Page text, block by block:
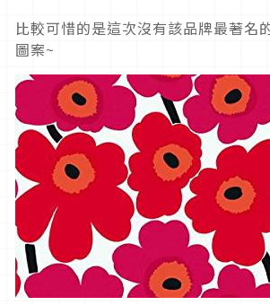
比較可惜的是這次沒有該品牌最著
圖案~